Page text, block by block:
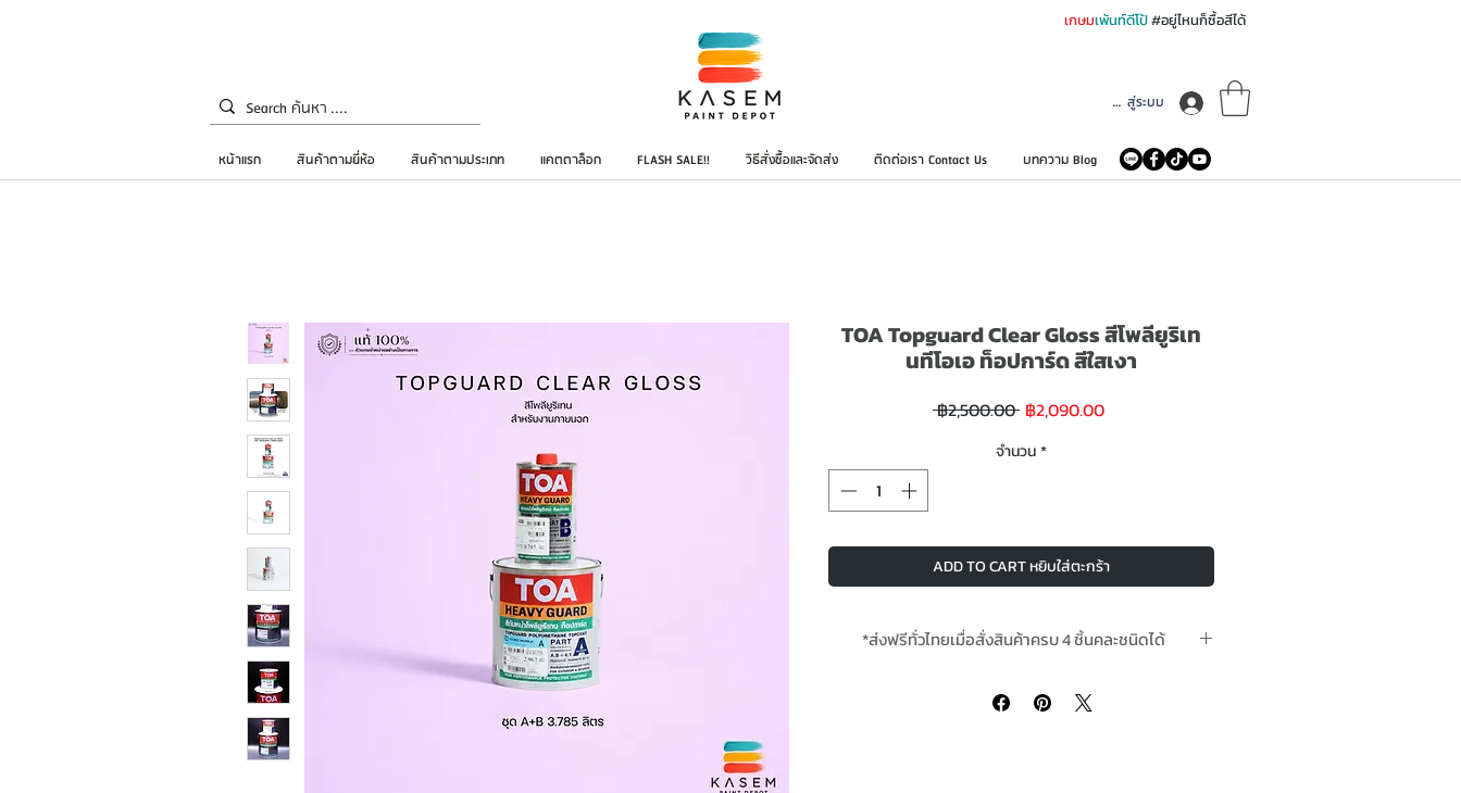
เกษมเพ้นท์ดีโป้#อยู่ไหนก็ซื้อสีได้
เข้าสู่ระบบ
หน้าแรก สินค้าตามยี่ห้อ สินค้าตามประเภท แคตตาล็อก FLASH SALE!! วิธีสั่งซื้อและจัดส่ง ติดต่อเรา Contact Us บทความ Blog
TOA Topguard Clear Gloss สีโพลียูริเท
นทีโอเอ ท็อปการ์ด สีใสเงา
฿2,500.00 ราคา
฿2,090.00ราคา
จำนวน*
ADD TO CART หยิบใส่ตะกร้า
*ส่งฟรีทั่วไทยเมื่อสั่งสินค้าครบ 4 ชิ้นคละชนิดได้
working days